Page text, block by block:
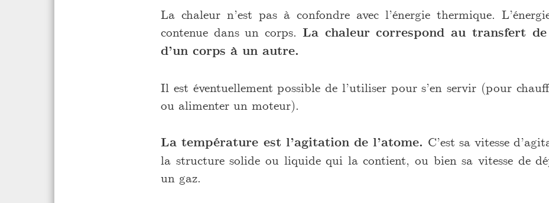
La chaleur n’est pas à confondre avec l’énergie thermique.
contenue dans un corps. La chaleur correspond au transfert
d’un corps à un autre.
Il est éventuellement possible de l’utiliser pour s’en servir (pour
ou alimenter un moteur).
La température est l’agitation de l’atome. C’est sa vitesse
la structure solide ou liquide qui la contient, ou bien sa vitesse de
un gaz.